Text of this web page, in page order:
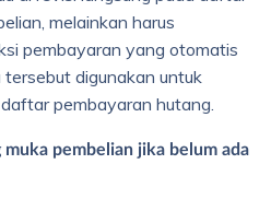
melainkan harus
pembayaran yang otomatis
digunakan untuk
pembayaran hutang.
pembelian jika belum ada